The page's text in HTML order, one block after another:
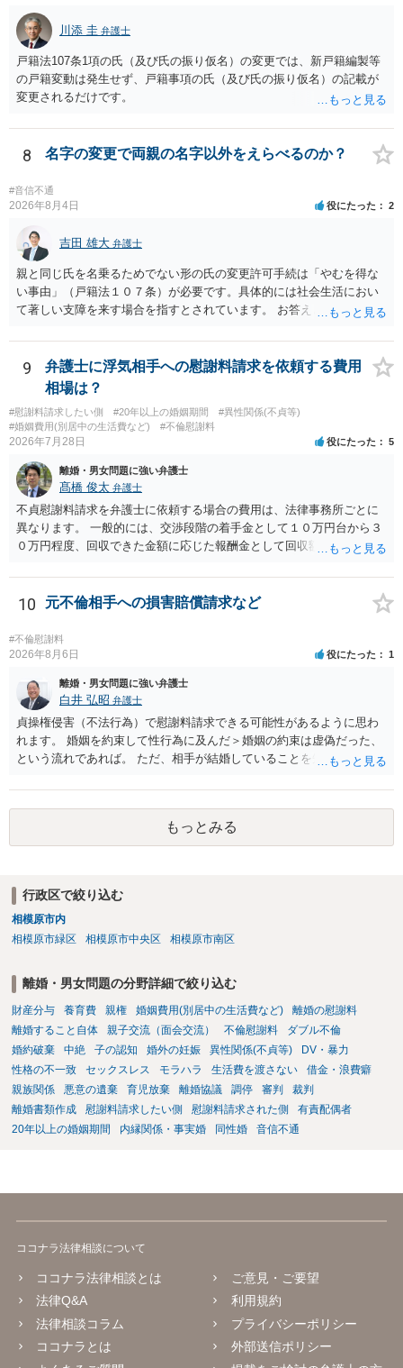
可申立てにおいては、入籍先である親（及びそこに同籍している配偶
者や15歳以上の子）の同意があるかどうかが重視されるケースが多い
です。 (2)については、「やむを得ない事由」が必要とされます。これ
は、名の変更許可よりも厳重な要件であるとされ、本件のような精神
的・心理的な理由ではなかなかハードルが高いところですが、親から
性的虐待を受けていたケースで氏変更を許可した事案がありますの
立て前に分籍届によってあなたの単独戸籍を編成しておく必要がある
とをお勧めします。
的・心理的な理由の氏変更は様々な意味でハードルがかなり高く、弁
護士へ依頼しても苦労することが強く予想されるところです。、もし
本人申立てをお考えであれば、医学知識はもちろん法律知識も要求さ
れますので、性急な申立てをせず、知識と資料をしっかりと揃えて、
万全の体制で申立てに臨んだ方がよいと思われます。
川添 圭 弁護士
戸籍法107条1項の氏（及び氏の振り仮名）の変更では、新戸籍編製等
の戸籍変動は発生せず、戸籍事項の氏（及び氏の振り仮名）の記載が
変更されるだけです。
8 名字の変更で両親の名字以外をえらべるのか？
#音信不通
2026年8月4日 役にたった 2
吉田 雄大 弁護士
親と同じ氏を名乗るためでない形の氏の変更許可手続は「やむを得な
い事由」（戸籍法１０７条）が必要です。具体的には社会生活におい
て著しい支障を来す場合を指すとされています。 お答えとしては、理
支障」の具体的判断の中で、現在の氏を使い続けることがなぜよくな
いのかが審理判断されることになる、というものになります。
9
弁護士に浮気相手への慰謝料請求を依頼する費用
相場は？
#慰謝料請求したい側 #20年以上の婚姻期間
#異性関係(不貞等)
#婚姻費用(別居中の生活費など)
#不倫慰謝料
2026年7月28日 役にたった 5
離婚・男女問題に強い弁護士
髙橋 俊太 弁護士
不貞慰謝料請求を弁護士に依頼する場合の費用は、法律事務所ごとに
異なります。 一般的には、交渉段階の着手金として１０万円台から３
０万円程度、回収できた金額に応じた報酬金として回収額の１０％か
には、追加着手金や日当、実費が発生することもあります。 もっと
も、証拠が十分にあるか、相手方の住所・勤務先が分かるか、慰謝料
変わり得ます。依頼前に、交渉だけの場合、訴訟になった場合、回収
できなかった場合の費用を確認しておくとよいでしょう。 弁護士選び
通しを過度に楽観的に言い過ぎないか、質問に具体的に答えてくれる
か、連絡方法（メール、電話、弁護士直接か事務局員を介するかな
ど）や対応スピードが合うかを確認するとよいと思います。いずれに
しましても、弁護士への相談・依頼にあたっては、証拠資料、夫と相
手方の関係、相手方の氏名・住所等、夫婦関係への影響、離婚予定の
10 元不倫相手への損害賠償請求など
#不倫慰謝料
2026年8月6日 役にたった 1
離婚・男女問題に強い弁護士
白井 弘昭 弁護士
貞操権侵害（不法行為）で慰謝料請求できる可能性があるように思わ
れます。 婚姻を約束して性行為に及んだ＞婚姻の約束は虚偽だった、
という流れであれば。 ただ、相手が結婚していることを知って行為に
性も認められそうですので、あまり慰謝料は高額にならないように思
われます。 一度、最寄りの弁護士に相談してみてください。
もっとみる
行政区で絞り込む
相模原市内
相模原市緑区
相模原市中央区 相模原市南区
離婚・男女問題の分野詳細で絞り込む
財産分与 養育費 親権 婚姻費用(別居中の生活費など)
離婚の慰謝料
離婚すること自体
親子交流（面会交流） 不倫慰謝料
ダブル不倫
婚約破棄
中絶 子の認知 婚外の妊娠 異性関係(不貞等)
DV・暴力
性格の不一致
セックスレス モラハラ 生活費を渡さない
借金・浪費癖
親族関係
悪意の遺棄 育児放棄 離婚協議 調停 審判
裁判
離婚書類作成
慰謝料請求したい側 慰謝料請求された側
有責配偶者
20年以上の婚姻期間
内縁関係・事実婚 同性婚 音信不通
ココナラ法律相談について
ココナラ法律相談とは
法律Q&A
法律相談コラム
ココナラとは
ご意見・ご要望
利用規約
プライバシーポリシー
外部送信ポリシー